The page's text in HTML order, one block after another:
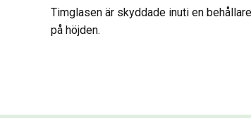
Timglasen är skyddade inuti en
på höjden.